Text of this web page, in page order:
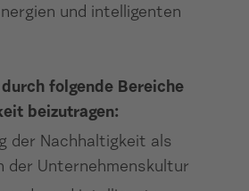
und intelligenten
folgende Bereiche
beizutragen:
der Nachhaltigkeit als
der Unternehmenskultur